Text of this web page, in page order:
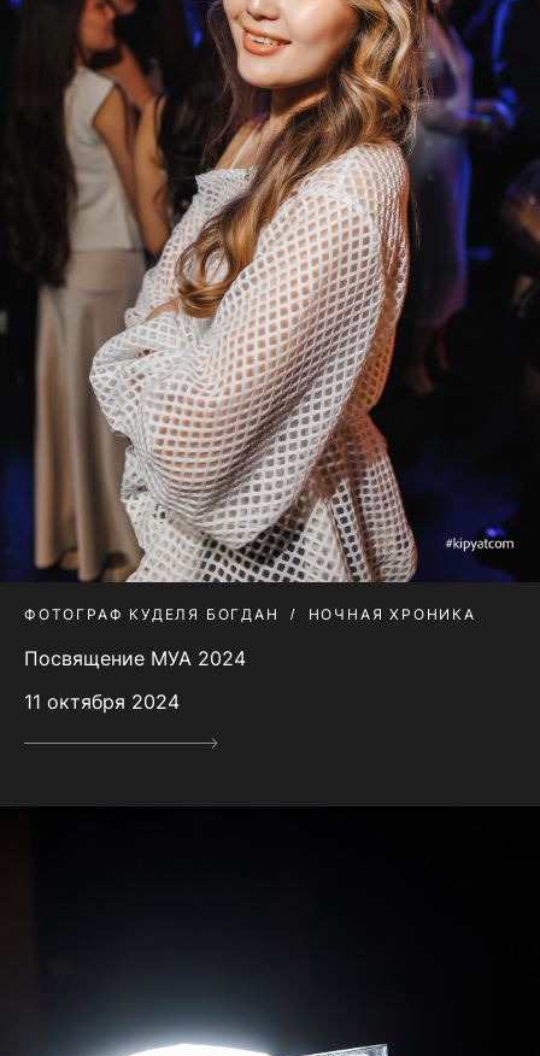
ФОТОГРАФ КУДЕЛЯ БОГДАН НОЧНАЯ ХРОНИКА
Посвящение МУА 2024
11 октября 2024